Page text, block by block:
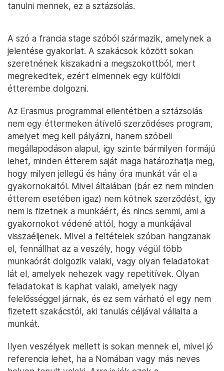
tanulni mennek, ez a sztázsolás.
A szó a francia stage szóból származik, amelynek a
jelentése gyakorlat. A szakácsok között sokan
szeretnének kiszakadni a megszokottból, mert
megrekedtek, ezért elmennek egy külföldi
étterembe dolgozni.
Az Erasmus programmal ellentétben a sztázsolás
nem egy éttermeken átívelő szerződéses program,
amelyet meg kell pályázni, hanem szóbeli
megállapodáson alapul, így szinte bármilyen formájú
lehet, minden étterem saját maga határozhatja meg,
hogy milyen jellegű és hány óra munkát vár el a
gyakornokaitól. Mivel általában (bár ez nem minden
étterem esetében igaz) nem kötnek szerződést, így
nem is fizetnek a munkáért, és nincs semmi, ami a
gyakornokot védené attól, hogy a munkájával
visszaéljenek. Mivel a feltételek szóban hangzanak
el, fennállhat az a veszély, hogy végül több
munkaórát dolgozik valaki, vagy olyan feladatokat
lát el, amelyek nehezek vagy repetitívek. Olyan
feladatokat is kaphat valaki, amelyek nagy
felelősséggel járnak, és ez sem várható el egy nem
fizetett szakácstól, aki tanulás céljával vállalta a
munkát.
Ilyen veszélyek mellett is sokan mennek el, mivel jó
referencia lehet, ha a Nomában vagy más neves